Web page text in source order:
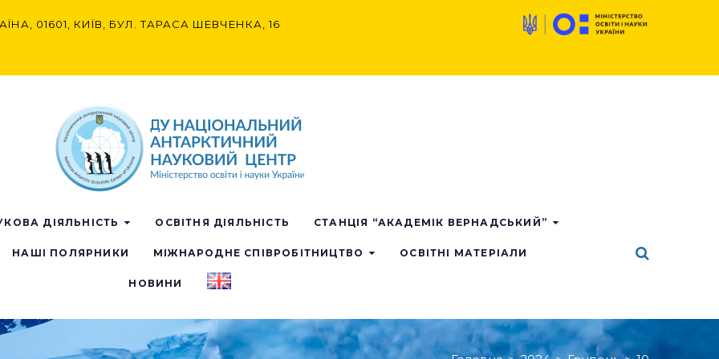
01601, КИЇВ, БУЛ. ТАРАСА ШЕВЧЕНКА, 16
ДІЯЛЬНІСТЬ ОСВІТНЯ ДІЯЛЬНІСТЬ СТАНЦІЯ “АКАДЕМІК ВЕРНАДСЬКИЙ”
НАШІ ПОЛЯРНИКИ МІЖНАРОДНЕ СПІВРОБІТНИЦТВО ОСВІТНІ МАТЕРІАЛИ
НОВИНИ